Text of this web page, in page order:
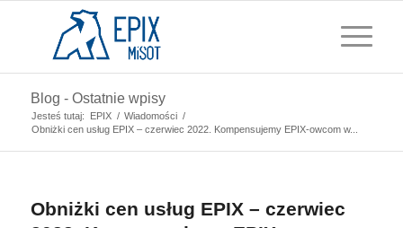
Blog - Ostatnie wpisy
Jesteś tutaj: EPIX / Wiadomości /
Obniżki cen usług EPIX – czerwiec 2022. Kompensujemy EPIX-owcom w...
Obniżki cen usług EPIX – czerwiec